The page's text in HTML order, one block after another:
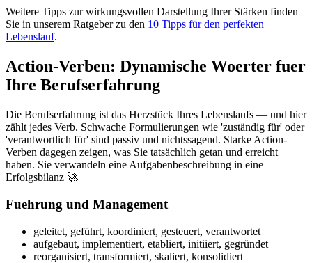
Weitere Tipps zur wirkungsvollen Darstellung Ihrer Stärken finden
Sie in unserem Ratgeber zu den 10 Tipps für den perfekten
Lebenslauf.
Action-Verben: Dynamische Woerter fuer
Ihre Berufserfahrung
Die Berufserfahrung ist das Herzstück Ihres Lebenslaufs — und hier
zählt jedes Verb. Schwache Formulierungen wie 'zuständig für' oder
'verantwortlich für' sind passiv und nichtssagend. Starke Action-
Verben dagegen zeigen, was Sie tatsächlich getan und erreicht
haben. Sie verwandeln eine Aufgabenbeschreibung in eine
Erfolgsbilanz 🚀
Fuehrung und Management
geleitet, geführt, koordiniert, gesteuert, verantwortet
aufgebaut, implementiert, etabliert, initiiert, gegründet
reorganisiert, transformiert, skaliert, konsolidiert